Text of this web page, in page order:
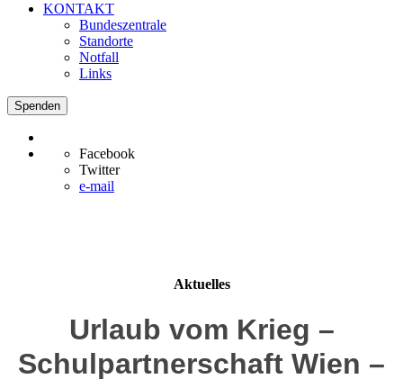
KONTAKT
Bundeszentrale
Standorte
Notfall
Links
Spenden
Facebook
Twitter
e-mail
Aktuelles
Urlaub vom Krieg –
Schulpartnerschaft Wien –